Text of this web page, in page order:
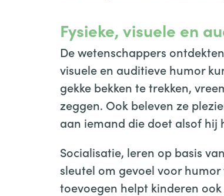
Fysieke, visuele en
De wetenschappers
visuele en auditieve humor
gekke bekken te trekken,
zeggen. Ook beleven ze
aan iemand die doet alsof hij
Socialisatie, leren op basis
sleutel om gevoel voor
toevoegen helpt kinderen